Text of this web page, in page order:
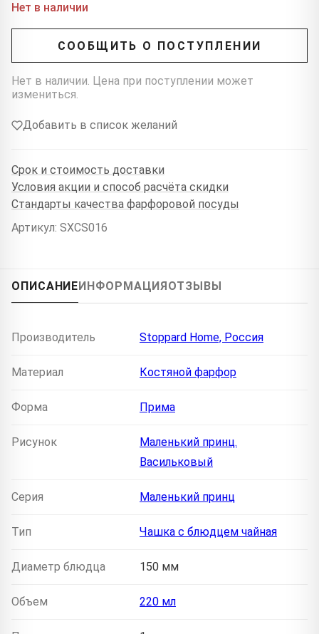
Нет в наличии
СООБЩИТЬ О ПОСТУПЛЕНИИ
Нет в наличии. Цена при поступлении может
измениться.
Добавить в список желаний
Срок и стоимость доставки
Условия акции и способ расчёта скидки
Стандарты качества фарфоровой посуды
Артикул: SXCS016
ОПИСАНИЕ ИНФОРМАЦИЯ ОТЗЫВЫ
Производитель Stoppard Home, Россия
Материал Костяной фарфор
Форма Прима
Рисунок
Маленький принц.
Васильковый
Серия Маленький принц
Тип Чашка с блюдцем чайная
Диаметр блюдца 150 мм
Объем 220 мл